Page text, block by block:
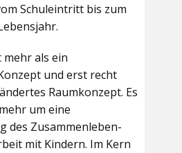
Schuleintritt bis zum
als ein
und erst recht
Raumkonzept. Es
um eine
des Zusammenleben-
mit Kindern. Im Kern